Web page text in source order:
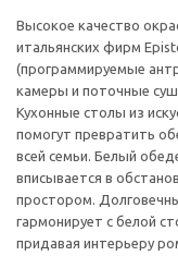
Высокое качество
итальянских фирм
(программируемые
камеры и поточные
Кухонные столы из
помогут превратить
всей семьи. Белый
вписывается в
простором.
гармонирует с белой
придавая интерьеру